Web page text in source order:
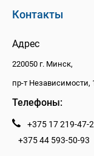
Контакты
Адрес
220050 г. Минск,
пр-т Независимости,
Телефоны:
+375 17 219-47-
+375 44 593-50-93